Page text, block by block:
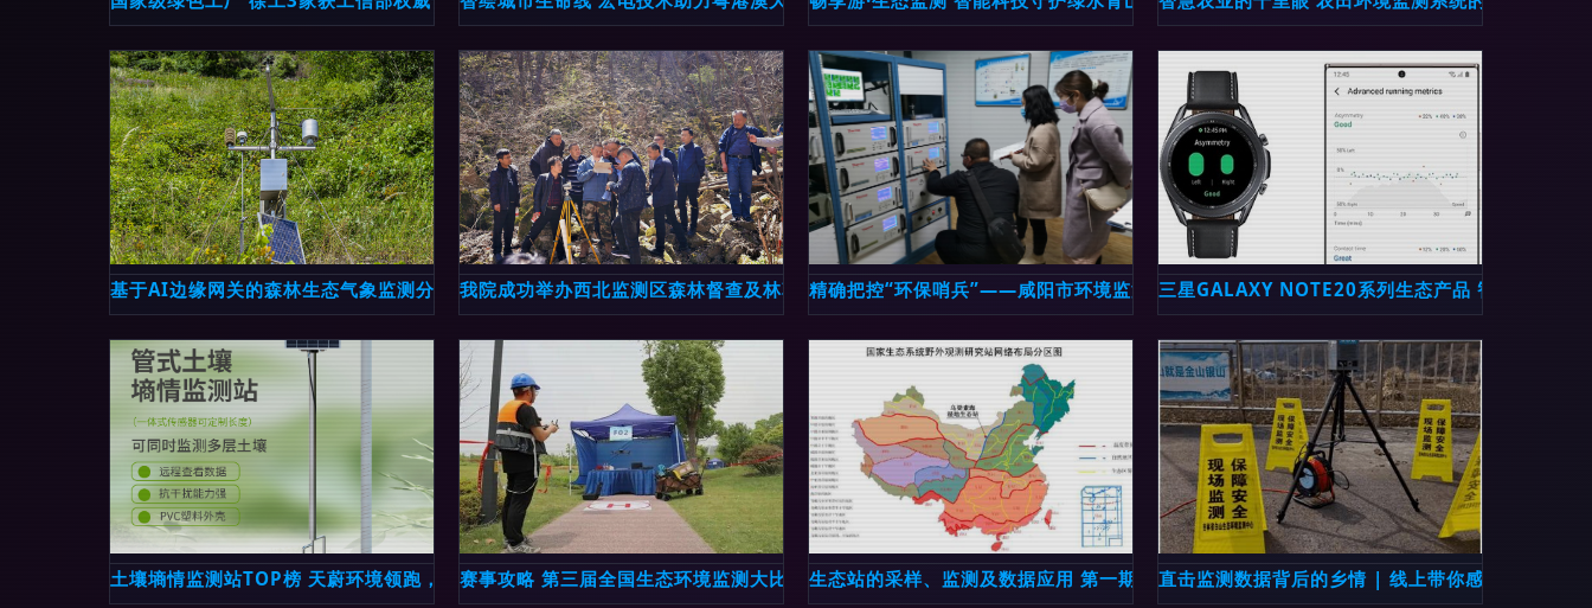
基于AI边缘网关的森林生态气象监测分析应用 迈向智慧生态监测新时代我院成功举办西北监测区森林督查及林草生态综合监测评价技术培训班精确把控“环保哨兵”——咸阳市环境监测站全面加强空气自动站运维与生态监测能力
三星GALAXY NOTE20系列生态产品 智能互联，
土壤墒情监测站TOP榜 天蔚环境领跑，根系层水分动态全掌握赛事攻略 第三届全国生态环境监测大比武决赛实景解析——生态监测生态站的采样、监测及数据应用 第一期——以史小红博士的研究为引
直击监测数据背后的乡情 | 线上带你感受白山大气